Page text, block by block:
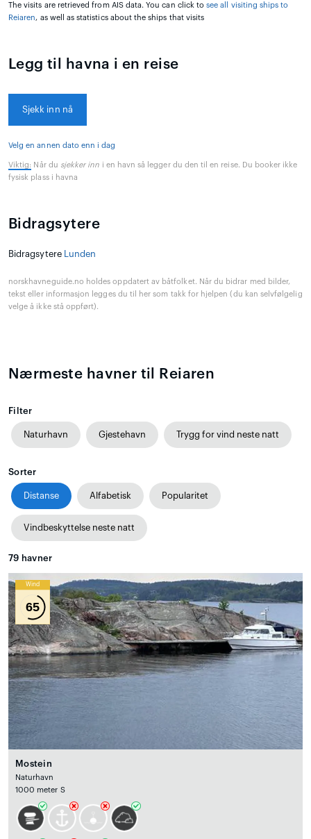
The visits are retrieved from AIS data. You can click tosee all visiting ships to
Reiaren, as well as statistics about the ships that visits
Legg til havna i en reise
Sjekk inn nå
Velg en annen dato enn i dag
Viktig: Når du sjekker inn i en havn så legger du den til en reise. Du booker ikke
fysisk plass i havna
Bidragsytere
Bidragsytere Lunden
norskhavneguide.no holdes oppdatert av båtfolket. Når du bidrar med bilder,
tekst eller informasjon legges du til her som takk for hjelpen (du kan selvfølgelig
velge å ikke stå oppført).
Nærmeste havner til Reiaren
Filter
Naturhavn Gjestehavn Trygg for vind neste natt
Sorter
Distanse Alfabetisk Popularitet
Vindbeskyttelse neste natt
79 havner
Wind
65
Mostein
Naturhavn
1000 meter S